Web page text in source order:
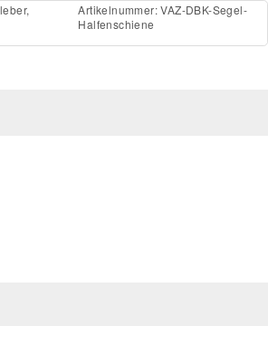
Artikelnummer: VAZ-DBK-Segel-
Halfenschiene